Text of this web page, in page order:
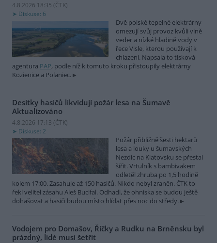
4.8.2026 18:35 (ČTK)
Diskuse: 6
Dvě polské tepelné elektrárny
omezují svůj provoz kvůli vlně
veder a nízké hladině vody v
řece Visle, kterou používají k
chlazení. Napsala to tisková
agentura PAP, podle níž k tomuto kroku přistoupily elektrárny
Kozienice a Polaniec.
Desítky hasičů likvidují požár lesa na Šumavě
Aktualizováno
4.8.2026 17:13 (ČTK)
Diskuse: 2
Požár přibližně šesti hektarů
lesa a louky u šumavských
Nezdic na Klatovsku se přestal
šířit. Vrtulník s bambivakem
odletěl zhruba po 1,5 hodině
kolem 17:00. Zasahuje až 150 hasičů. Nikdo nebyl zraněn. ČTK to
řekl velitel zásahu Aleš Bucifal. Odhadl, že ohniska se budou ještě
dohašovat a hasiči budou místo hlídat přes noc do středy.
Vodojem pro Domašov, Říčky a Rudku na Brněnsku byl
prázdný, lidé musí šetřit